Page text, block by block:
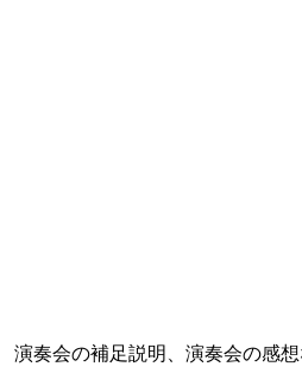
演奏会の補足説明、演奏会の感